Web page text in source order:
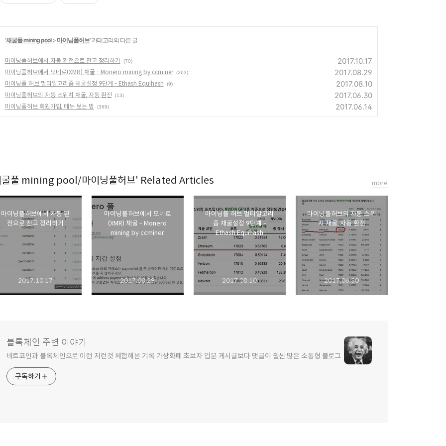
'채굴풀 mining pool> 마이닝풀허브' 카테고리의 다른 글
마이닝풀허브에서 자동 환전으로 잔고 정리하기 (70) 2017.10.17
마이닝풀허브에서 모네로(XMR) 채굴 - Monero mining by ccminer (263) 2017.08.29
마이닝풀 허브 멀티알고리즘 채굴설정 9단계 - Ethash Equihash (9) 2017.08.10
마이닝풀허브의 자동 스위치 채굴, 자동 환전 (13) 2017.06.30
마이닝풀허브 회원가입, 메뉴 보는 법 (369) 2017.06.14
풀 mining pool/마이닝풀허브' Related Articles
마이닝풀허브에서 자동 환
전으로 잔고 정리하기
2017.10.17
마이닝풀허브에서 모네로
(XMR) 채굴 - Monero
mining by ccminer
2017.08.29
마이닝풀 허브 멀티알고리
즘 채굴설정 9단계 -
Ethash Equihash
2017.08.10
마이닝풀허브의 자동 스위
치 채굴, 자동 환전
2017.06.30
more
블록체인 주변 이야기
비트코인과 블록체인으로 이런 저런것 체험해본 기록 가상화폐 초보자 입문 게시글보다 댓글이 훨씬 많은 소통형 블로그
구독하기